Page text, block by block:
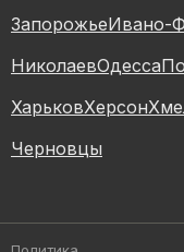
ЗапорожьеИвано-
НиколаевОдесса
ХарьковХерсон
Черновцы